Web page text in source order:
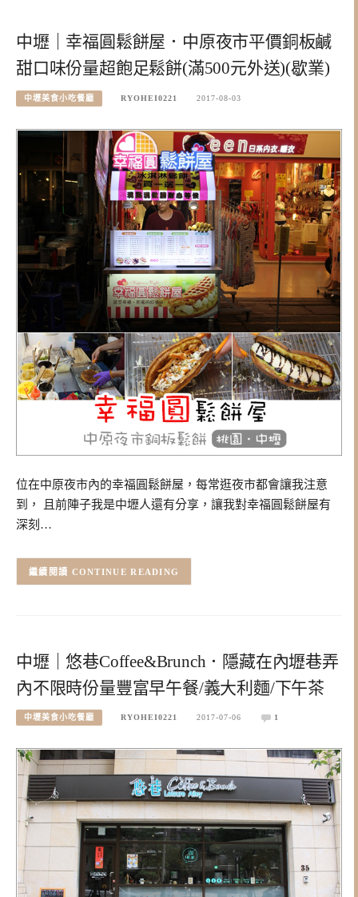
中壢｜幸福圓鬆餅屋．中原夜市平價銅板鹹
甜口味份量超飽足鬆餅(滿500元外送)(歇業)
中壢美食小吃餐廳 RYOHEI0221 2017-08-03
位在中原夜市內的幸福圓鬆餅屋，每常逛夜市都會讓我注意
到， 且前陣子我是中壢人還有分享，讓我對幸福圓鬆餅屋有
深刻…
CONTINUE READING
中壢｜悠巷Coffee&Brunch．隱藏在內壢巷弄
內不限時份量豐富早午餐/義大利麵/下午茶
中壢美食小吃餐廳 RYOHEI0221 2017-07-06 1